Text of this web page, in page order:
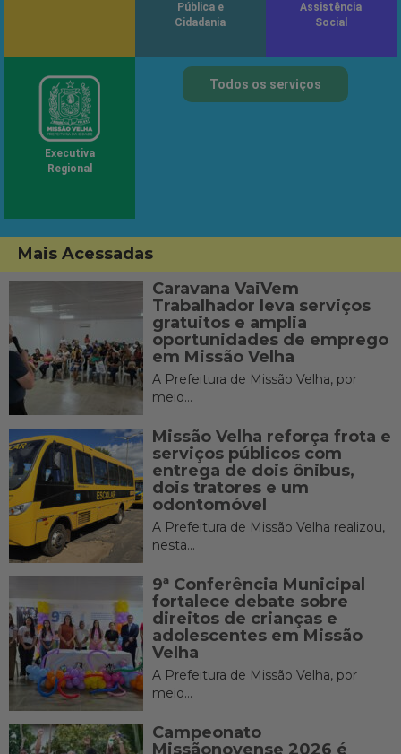
Pública e
Cidadania
Assistência
Social
Executiva
Regional
Todos os serviços
Mais Acessadas
Caravana VaiVem
Trabalhador leva serviços
gratuitos e amplia
oportunidades de emprego
em Missão Velha
A Prefeitura de Missão Velha, por
meio...
Missão Velha reforça frota e
serviços públicos com
entrega de dois ônibus,
dois tratores e um
odontomóvel
A Prefeitura de Missão Velha realizou,
nesta...
9ª Conferência Municipal
fortalece debate sobre
direitos de crianças e
adolescentes em Missão
Velha
A Prefeitura de Missão Velha, por
meio...
Campeonato
Missãonovense 2026 é